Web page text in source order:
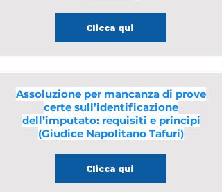
Clicca qui
Assoluzione per mancanza di prove
certe sull’identificazione
dell’imputato: requisiti e principi
(Giudice Napolitano Tafuri)
Clicca qui